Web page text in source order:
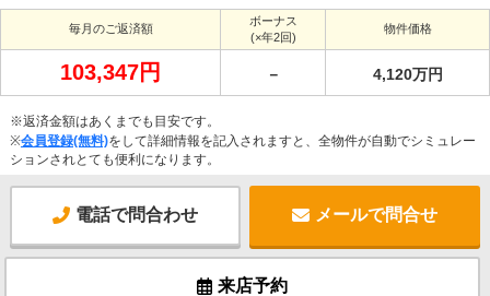
毎月のご返済額
ボーナス
(×年2回)
物件価格
103,347円 － 4,120万円
※返済金額はあくまでも目安です。
※会員登録(無料)をして詳細情報を記入されますと、全物件が自動でシミュレー
ションされとても便利になります。
電話で問合わせ メールで問合せ
来店予約